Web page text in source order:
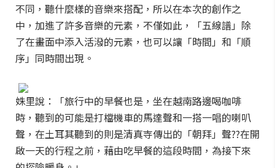
不同，聽什麼樣的音樂來搭配，所以在本次的創作之
中，加進了許多音樂的元素，不僅如此，「五線譜」除
了在畫面中添入活潑的元素，也可以讓「時間」和「順
序」同時間出現。
姝里說：「旅行中的早餐也是，坐在越南路邊喝咖啡
時，聽到的可能是打檔機車的馬達聲和一搭一唱的喇叭
聲，在土耳其聽到的則是清真寺傳出的「朝拜」聲??在開
啟一天的行程之前，藉由吃早餐的這段時間，為接下來